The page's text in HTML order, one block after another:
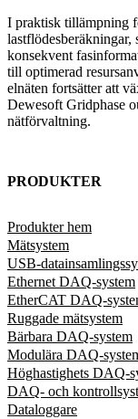
I praktisk tillämpning
lastflödesberäkningar,
konsekvent
till optimerad
elnäten fortsätter att
Dewesoft Gridphase
nätförvaltning.
PRODUKTER
Produkter hem
Mätsystem
USB-
Ethernet DAQ-system
EtherCAT DAQ-
Ruggade mätsystem
Bärbara DAQ-system
Modulära DAQ-
Höghastighets DAQ-
DAQ- och
Dataloggare